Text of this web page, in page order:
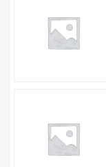
Điện năng tiêu